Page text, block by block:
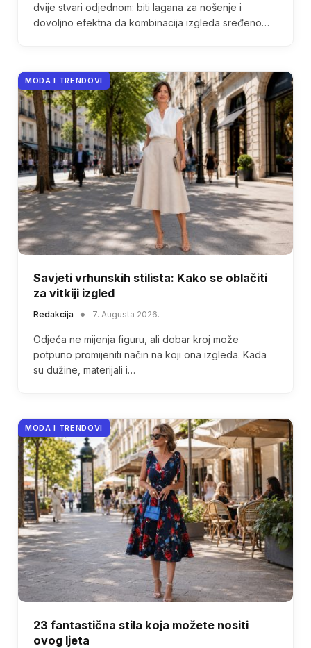
dvije stvari odjednom: biti lagana za nošenje i
dovoljno efektna da kombinacija izgleda sređeno…
MODA I TRENDOVI
Savjeti vrhunskih stilista: Kako se oblačiti
za vitkiji izgled
Redakcija 7. Augusta 2026.
Odjeća ne mijenja figuru, ali dobar kroj može
potpuno promijeniti način na koji ona izgleda. Kada
su dužine, materijali i…
MODA I TRENDOVI
23 fantastična stila koja možete nositi
ovog ljeta